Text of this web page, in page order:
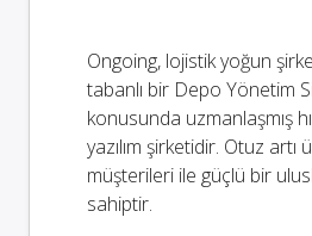
Ongoing, lojistik yoğun
tabanlı bir Depo Yönetim
konusunda uzmanlaşmış
yazılım şirketidir. Otuz artı
müşterileri ile güçlü bir
sahiptir.